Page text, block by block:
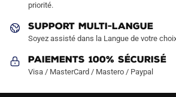
priorité.
SUPPORT MULTI-LANGUE
Soyez assisté dans la Langue de votre
Paiements 100% Sécurisé
Visa / MasterCard / Mastero / Paypal